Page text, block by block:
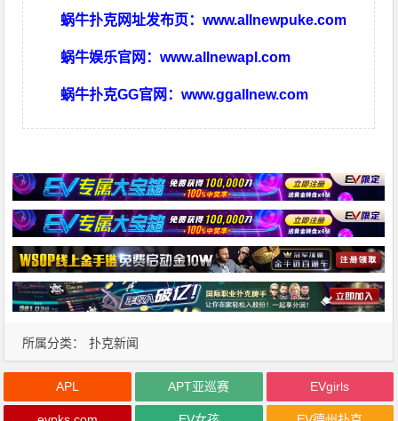
蜗牛扑克网址发布页：www.allnewpuke.com
蜗牛娱乐官网：www.allnewapl.com
蜗牛扑克GG官网：www.ggallnew.com
所属分类： 扑克新闻
APL APT亚巡赛 EVgirls